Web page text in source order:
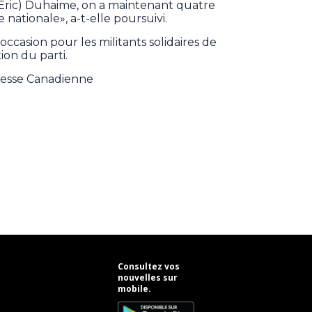
Duhaime, on a maintenant quatre
nationale», a-t-elle poursuivi.
pour les militants solidaires de
du parti.
Canadienne
Consultez vos
nouvelles sur
mobile.